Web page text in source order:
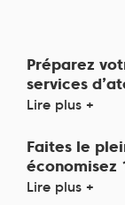
Préparez
services
Lire plus +
Faites le
économisez
Lire plus +